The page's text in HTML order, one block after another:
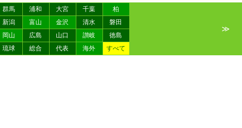
群馬 浦和 大宮 千葉
柏
新潟 富山 金沢 清水
磐田
岡山 広島 山口 讃岐
徳島
琉球 総合 代表 海外 すべて
≫